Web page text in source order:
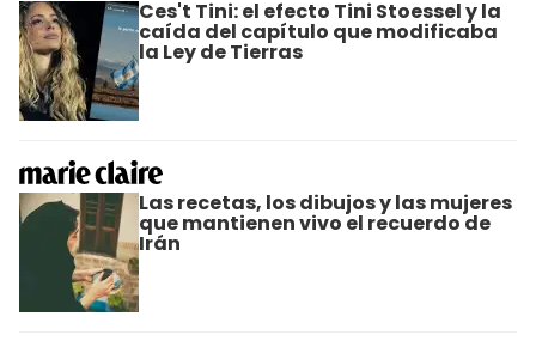
Ces't Tini: el efecto Tini Stoessel y la
caída del capítulo que modificaba
la Ley de Tierras
Las recetas, los dibujos y las mujeres
que mantienen vivo el recuerdo de
Irán